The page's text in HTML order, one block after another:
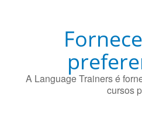
A Language Trainers é
cursos